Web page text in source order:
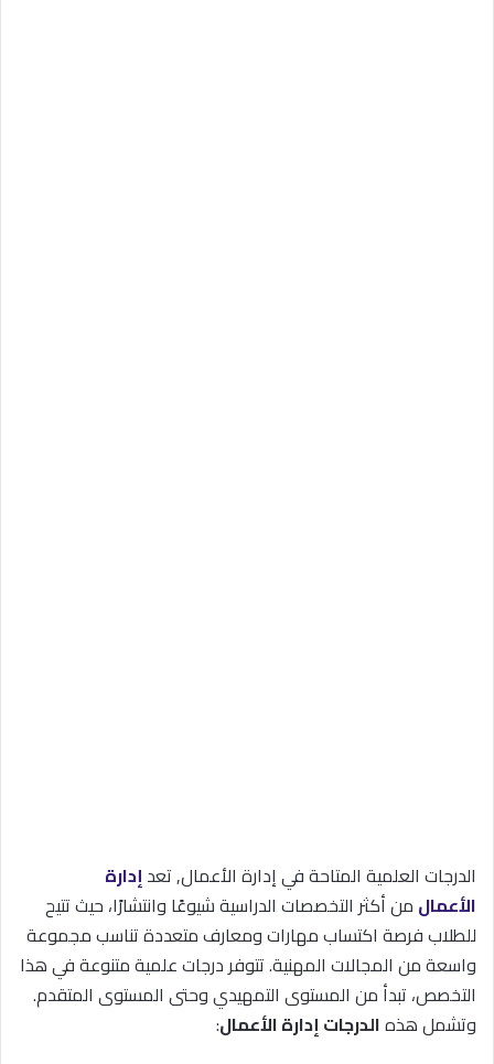
الدرجات العلمية المتاحة في إدارة الأعمال, تعدإدارة
الأعمال من أكثر التخصصات الدراسية شيوعًا وانتشارًا، حيث تتيح
للطلاب فرصة اكتساب مهارات ومعارف متعددة تناسب مجموعة
واسعة من المجالات المهنية. تتوفر درجات علمية متنوعة في هذا
التخصص، تبدأ من المستوى التمهيدي وحتى المستوى المتقدم.
وتشمل هذهالدرجات إدارة الأعمال: